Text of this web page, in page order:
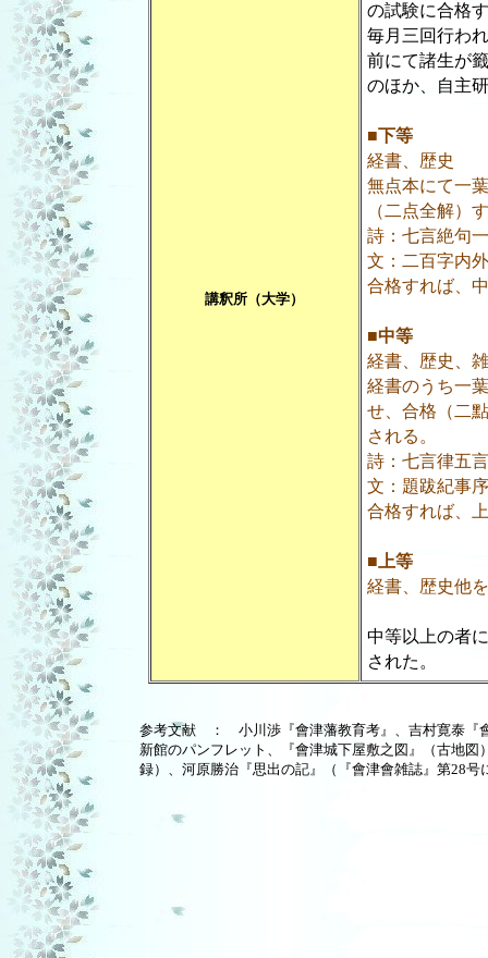
講釈所（大学）
の試験に合格
毎月三回行わ
前にて諸生が
のほか、自主
■下等
経書、歴史
無点本にて一
（二点全解）
詩：七言絶
文：二百字内
合格すれば、
■中等
経書、歴史、
経書のうち一
せ、合格（二
される。
詩：七言律五
文：題跋紀事
合格すれば、
■上等
経書、歴史他
中等以上の者
された。
参考文献 ： 小川渉『會津藩教育考』、吉村寛泰『
新館のパンフレット、『會津城下屋敷之図』（古地
録）、河原勝治『思出の記』（『會津會雑誌』第28号